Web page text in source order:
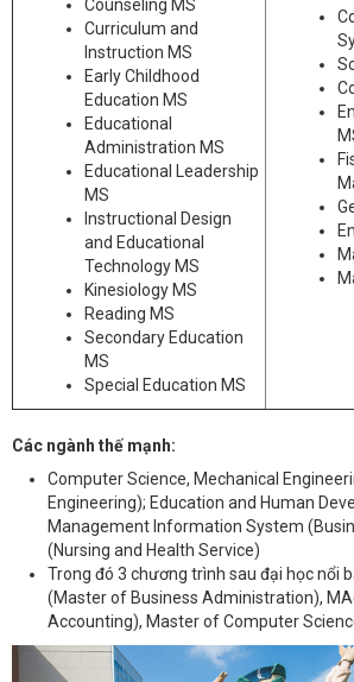
Counseling MS
Curriculum and
Instruction MS
Early Childhood
Education MS
Educational
Administration MS
Educational Leadership
MS
Instructional Design
and Educational
Technology MS
Kinesiology MS
Reading MS
Secondary Education
MS
Special Education MS
Các ngành thế mạnh:
Computer Science, Mechanical
Engineering); Education and Human
Management Information System
(Nursing and Health Service)
Trong đó 3 chương trình sau đại học nổi
(Master of Business Administration),
Accounting), Master of Computer